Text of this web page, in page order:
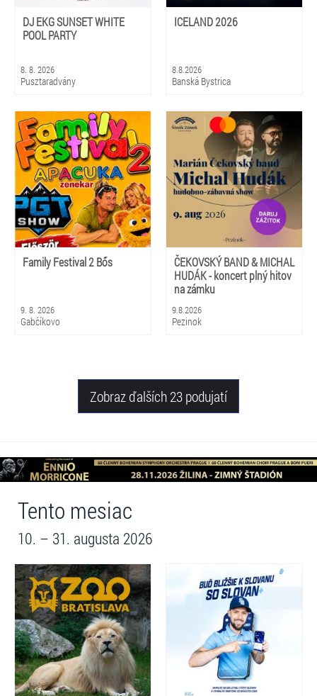
DJ EKG SUNSET WHITE
POOL PARTY
8. 8. 2026
Pusztaradvány
ICELAND 2026
8.8.2026
Banská Bystrica
Family Festival 2 Bős
9. 8. 2026
Gabčíkovo
ČEKOVSKÝ BAND & MICHAL
HUDÁK - koncert plný hitov
na zámku
9.8.2026
Pezinok
Zobraz ďalších 23 podujatí
Tento mesiac
10. – 31. augusta 2026